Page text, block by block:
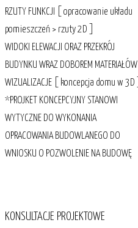
RZUTY FUNKCJI [ opracowanie układu
pomieszczeń > rzuty 2D ]
WIDOKI ELEWACJI ORAZ PRZEKRÓJ
BUDYNKU WRAZ DOBOREM MATERIAŁÓW
WIZUALIZACJE [ koncepcja domu w 3D ]
*PROJKET KONCEPCYJNY STANOWI
WYTYCZNE DO WYKONANIA
OPRACOWANIA BUDOWLANEGO DO
WNIOSKU O POZWOLENIE NA BUDOWĘ
KONSULTACJE PROJEKTOWE